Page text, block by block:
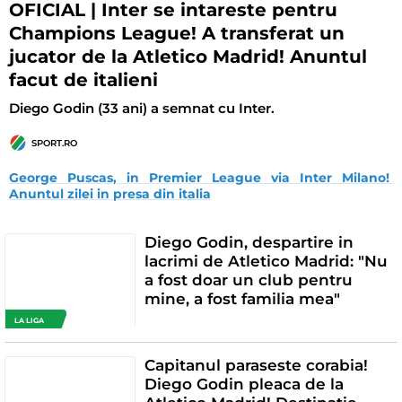
OFICIAL | Inter se intareste pentru
Champions League! A transferat un
jucator de la Atletico Madrid! Anuntul
facut de italieni
Diego Godin (33 ani) a semnat cu Inter.
SPORT.RO
George Puscas, in Premier League via Inter Milano!
Anuntul zilei in presa din italia
LA LIGA
Diego Godin, despartire in
lacrimi de Atletico Madrid: "Nu
a fost doar un club pentru
mine, a fost familia mea"
Capitanul paraseste corabia!
Diego Godin pleaca de la